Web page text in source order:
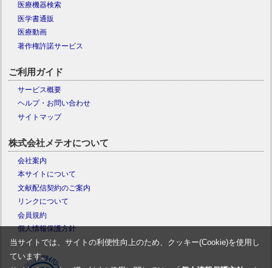
医療機器検索
医学書通販
医療動画
著作権許諾サービス
ご利用ガイド
サービス概要
ヘルプ・お問い合わせ
サイトマップ
株式会社メテオについて
会社案内
本サイトについて
文献配信契約のご案内
リンクについて
会員規約
個人情報保護方針
当サイトでは、サイトの利便性向上のため、クッキー(Cookie)を使用し
ています。